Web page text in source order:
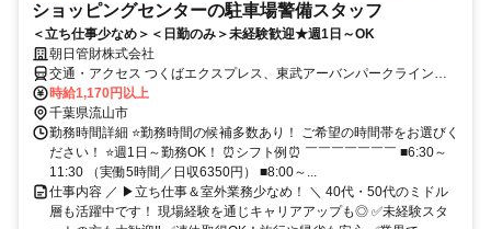
ショッピングセンターの駐車場警備スタッフ
＜立ち仕事少なめ＞＜日勤のみ＞未経験歓迎★週1日～OK
朝日管財株式会社
交通・アクセス つくばエクスプレス、東武アーバンパークライン線
「流山おおたかの森駅」より徒歩1分
時給1,170円以上
千葉県流山市
勤務時間詳細 ⭐勤務時間の候補多数あり！ ご希望の時間帯をお選びく
ださい！ ⭐週1日～勤務OK！ ⏰シフト例⏰ ￣￣￣￣￣￣￣ ■6:30～
11:30 （実働5時間／日収6350円） ■8:00～...
仕事内容 ／ ▶立ち仕事＆室外業務少なめ！ ＼ 40代・50代のミドル
層も活躍中です！ 現場経験を通じキャリアアップも◎ ✅未経験スタ